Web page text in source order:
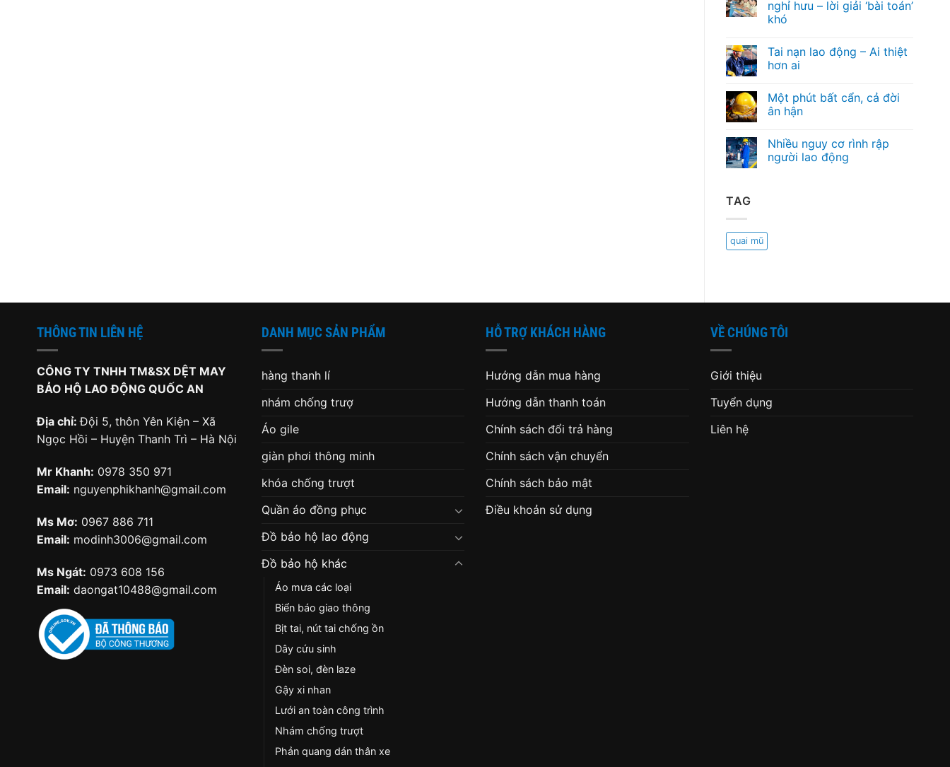
nghỉ hưu – lời giải ‘bài toán’
khó
Tai nạn lao động – Ai thiệt
hơn ai
Một phút bất cẩn, cả đời
ân hận
Nhiều nguy cơ rình rập
người lao động
TAG
quai mũ
THÔNG TIN LIÊN HỆ
CÔNG TY TNHH TM&SX DỆT MAY
BẢO HỘ LAO ĐỘNG QUỐC AN
Địa chỉ:Đội 5, thôn Yên Kiện – Xã
Ngọc Hồi – Huyện Thanh Trì – Hà Nội
Mr Khanh: 0978 350 971
Email: nguyenphikhanh@gmail.com
Ms Mơ: 0967 886 711
Email: modinh3006@gmail.com
Ms Ngát: 0973 608 156
Email: daongat10488@gmail.com
DANH MỤC SẢN PHẨM
hàng thanh lí
nhám chống trượ
Áo gile
giàn phơi thông minh
khóa chống trượt
Quần áo đồng phục
Đồ bảo hộ lao động
Đồ bảo hộ khác
Áo mưa các loại
Biển báo giao thông
Bịt tai, nút tai chống ồn
Dây cứu sinh
Đèn soi, đèn laze
Gậy xi nhan
Lưới an toàn công trình
Nhám chống trượt
Phản quang dán thân xe
HỖ TRỢ KHÁCH HÀNG
Hướng dẫn mua hàng
Hướng dẫn thanh toán
Chính sách đổi trả hàng
Chính sách vận chuyển
Chính sách bảo mật
Điều khoản sử dụng
VỀ CHÚNG TÔI
Giới thiệu
Tuyển dụng
Liên hệ